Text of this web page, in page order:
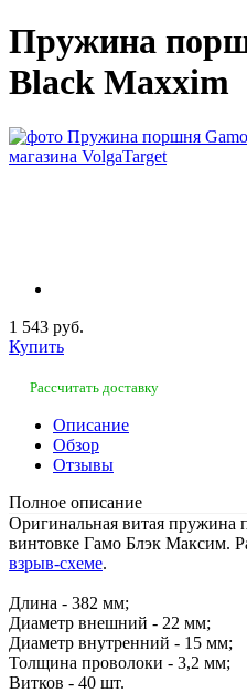
Пружина
Black Maxxim
1 543 руб.
Купить
Рассчитать доставку
Описание
Обзор
Отзывы
Полное описание
Оригинальная витая пружина
винтовке Гамо Блэк Максим.
взрыв-схеме.
Длина - 382 мм;
Диаметр внешний - 22 мм;
Диаметр внутренний - 15 мм;
Толщина проволоки - 3,2 мм;
Витков - 40 шт.